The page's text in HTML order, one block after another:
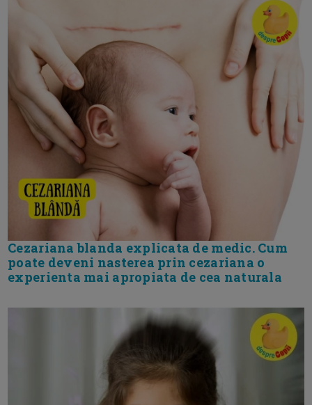
Cezariana blanda explicata de medic. Cum
poate deveni nasterea prin cezariana o
experienta mai apropiata de cea naturala